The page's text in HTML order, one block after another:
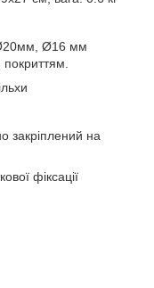
Ø16 мм
закріплений на
фіксації